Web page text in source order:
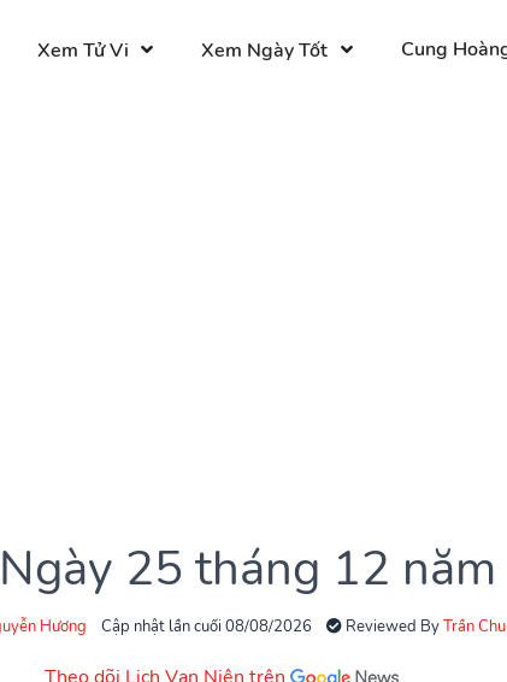
Xem Tử Vi Xem Ngày Tốt Cung
25 tháng 12
Hương Cập nhật lần cuối 08/08/2026 Reviewed ByTrần
Theo dõi Lịch Vạn Niên trên